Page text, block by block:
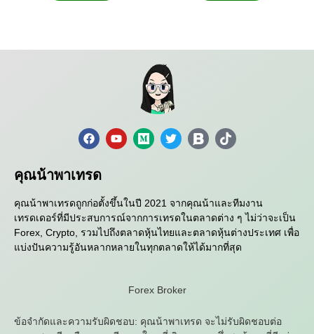
คุณน้าพาเทรด
คุณน้าพาเทรดถูกก่อตั้งขึ้นในปี 2021 จากคุณน้าและทีมงาน
เทรดเดอร์ที่มีประสบการณ์จากการเทรดในตลาดต่าง ๆ ไม่ว่าจะเป็น
Forex, Crypto, รวมไปถึงตลาดหุ้นไทยและตลาดหุ้นต่างประเทศ เพื่อ
แบ่งปันความรู้อันหลากหลายในทุกตลาดให้ได้มากที่สุด
Forex Broker
ข้อจำกัดและความรับผิดชอบ: คุณน้าพาเทรด จะไม่รับผิดชอบต่อ